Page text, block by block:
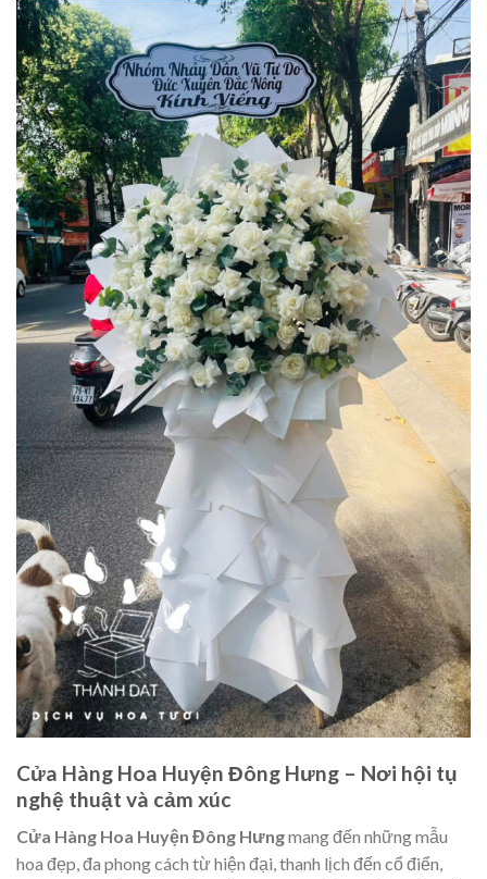
Cửa Hàng Hoa Huyện Đông Hưng – Nơi hội tụ
nghệ thuật và cảm xúc
Cửa Hàng Hoa Huyện Đông Hưngmang đến những mẫu
hoa đẹp, đa phong cách từ hiện đại, thanh lịch đến cổ điển,